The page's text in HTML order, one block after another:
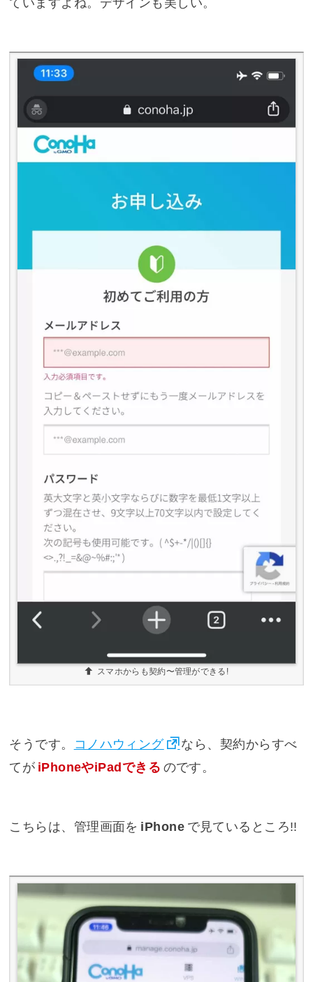
ていますよね。デザインも美しい。
スマホからも契約〜管理ができる!
そうです。 コノハウィング
なら、契約からすべ
てが iPhoneやiPadできる のです。
こちらは、管理画面を iPhone で見ているところ!!